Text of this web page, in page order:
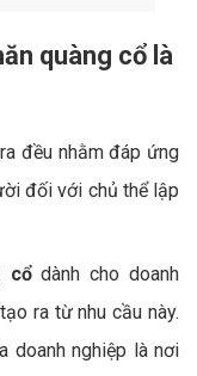
quàng cổ là
đều nhằm đáp ứng
đối với chủ thể lập
cổdành cho doanh
ra từ nhu cầu này.
doanh nghiệp là nơi